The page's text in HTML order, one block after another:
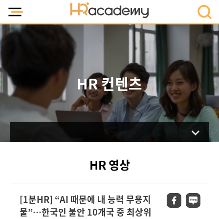
HR 컨텐츠
HR 영상
[1분HR] “AI 때문에 내 능력 무용지
물”…한국인 불안 10개국 중 최상위